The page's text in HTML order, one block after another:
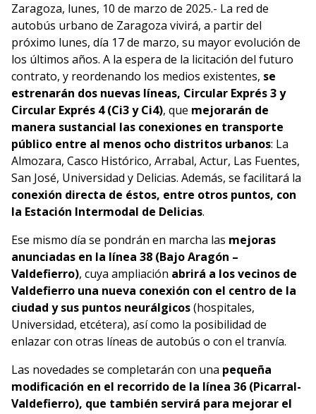
Zaragoza, lunes, 10 de marzo de 2025.- La red de
autobús urbano de Zaragoza vivirá, a partir del
próximo lunes, día 17 de marzo, su mayor evolución de
los últimos años. A la espera de la licitación del futuro
contrato, y reordenando los medios existentes, se
estrenarán dos nuevas líneas, Circular Exprés 3 y
Circular Exprés 4 (Ci3 y Ci4), que mejorarán de
manera sustancial las conexiones en transporte
público entre al menos ocho distritos urbanos: La
Almozara, Casco Histórico, Arrabal, Actur, Las Fuentes,
San José, Universidad y Delicias. Además, se facilitará la
conexión directa de éstos, entre otros puntos, con
la Estación Intermodal de Delicias.
Ese mismo día se pondrán en marcha las mejoras
anunciadas en la línea 38 (Bajo Aragón –
Valdefierro), cuya ampliación abrirá a los vecinos de
Valdefierro una nueva conexión con el centro de la
ciudad y sus puntos neurálgicos(hospitales,
Universidad, etcétera), así como la posibilidad de
enlazar con otras líneas de autobús o con el tranvía.
Las novedades se completarán con una pequeña
modificación en el recorrido de la línea 36 (Picarral-
Valdefierro), que también servirá para mejorar el